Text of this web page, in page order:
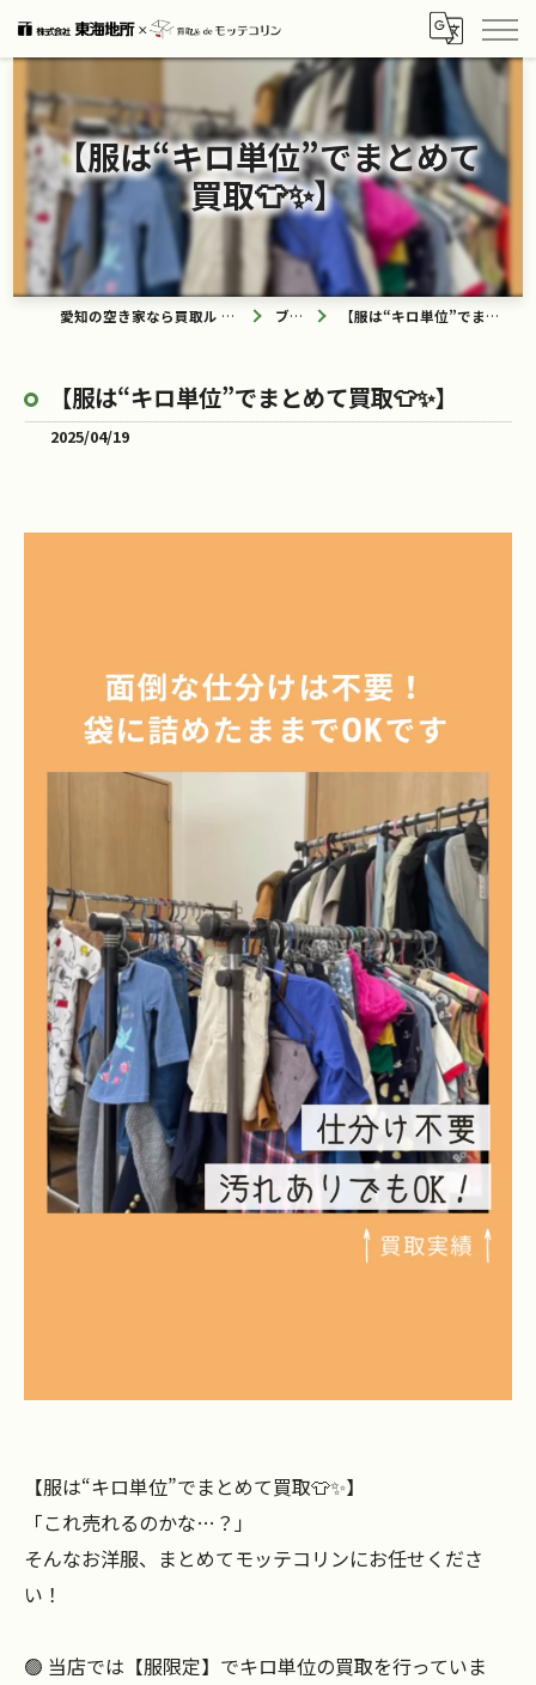
【服は“キロ単位”でまとめて
買取👕✨】
愛知の空き家なら買取ル de モッテコリン ブログ 【服は“キロ単位”でまとめて買取👕✨】
【服は“キロ単位”でまとめて買取👕✨】
2025/04/19
【服は“キロ単位”でまとめて買取👕✨】
「これ売れるのかな…？」
そんなお洋服、まとめてモッテコリンにお任せくださ
い！
🟢 当店では【服限定】でキロ単位の買取を行っていま